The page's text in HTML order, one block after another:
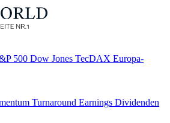
500 Dow Jones TecDAX Europa-
Turnaround Earnings Dividenden